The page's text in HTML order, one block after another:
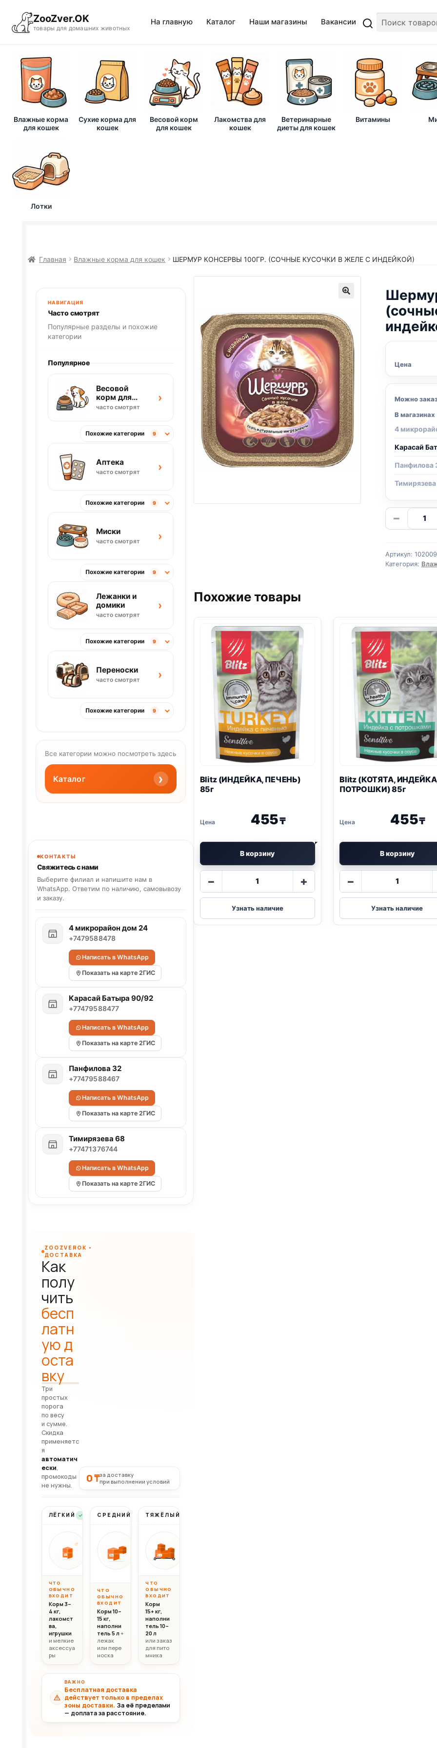
ZooZver.OK
товары для домашних животных
На главную Каталог Наши магазины Вакансии
Влажные корма
для кошек
Сухие корма для
кошек
Весовой корм
для кошек
Лакомства для
кошек
Ветеринарные
диеты для кошек
Витамины
Лотки
Главная Влажные корма для кошек ШЕРМУР КОНСЕРВЫ 100ГР. (СОЧНЫЕ КУСОЧКИ В ЖЕЛЕ С ИНДЕЙКОЙ)
Цена
Можно
В магазинах
4
Карасай
Панфилова
−
товара
100гр.
с
Артикул:
Категория:
Похожие товары
Blitz (ИНДЕЙКА, ПЕЧЕНЬ)
85г
455₸
В корзину
−
товара
Blitz
(ИНДЕЙКА,
ПЕЧЕНЬ)
85г
+
Узнать наличие
Blitz (КОТЯТА,
ПОТРОШКИ) 85г
455₸
В корзину
−
товара
Blitz
(КОТЯТА,
ИНДЕЙКА,
Узнать наличие
НАВИГАЦИЯ
Часто смотрят
Популярные разделы и похожие
категории
Популярное
Весовой
корм для
собак
часто смотрят
›
Похожие категории 9
Аптека
часто смотрят ›
Похожие категории 9
Миски
часто смотрят ›
Похожие категории 9
Лежанки и
домики
часто смотрят
›
Похожие категории 9
Переноски
часто смотрят ›
Похожие категории 9
Все категории можно посмотреть здесь
Каталог ›
КОНТАКТЫ
Свяжитесь с нами
Выберите филиал и напишите нам в
WhatsApp. Ответим по наличию, самовывозу
и заказу.
4 микрорайон дом 24
+7479588478
Написать в WhatsApp
Показать на карте 2ГИС
Карасай Батыра 90/92
+77479588477
Написать в WhatsApp
Показать на карте 2ГИС
Панфилова 32
+77479588467
Написать в WhatsApp
Показать на карте 2ГИС
Тимирязева 68
+77471376744
Написать в WhatsApp
Показать на карте 2ГИС
ZOOZVEROK •
ДОСТАВКА
Как
полу
чить
бесп
латн
ую д
оста
вку
Три
простых
порога
по весу
и сумме.
Скидка
применяетс
я
автоматич
ески,
промокоды
не нужны.
0 ₸за доставку
при выполнении условий
ЛЁГКИЙ Бесплатно
10кг
Вес до 10 кг
10 000 ₸
ЧТО
ОБЫЧНО
ВХОДИТ
Корм 3–
4 кг,
лакомст
ва,
игрушки
и мелкие
аксессуа
ры
СРЕДНИЙ Бесплатно
20кг
Вес 10–20 кг
20 000 ₸
ЧТО
ОБЫЧНО
ВХОДИТ
Корм 10–
15 кг,
наполни
тель 5 л+
лежак
или пере
носка
ТЯЖЁЛЫЙ
30+кг
ЧТО
ОБЫЧНО
ВХОДИТ
Корм
15+ кг,
наполни
тель 10–
20 л
или заказ
для пито
мника
ВАЖНО
Бесплатная доставка
действует только в пределах
зоны доставки. За её пределами
— доплата за расстояние.